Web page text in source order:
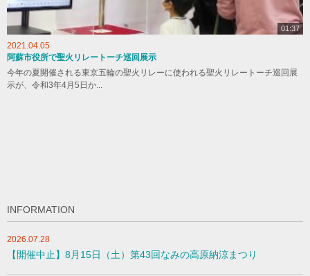
01:37
2021.04.05
阿蘇市役所で聖火リレートーチ巡回展示
今年の夏開催される東京五輪の聖火リレーに使われる聖火リレートーチ巡回展
示が、令和3年4月5日か...
INFORMATION
2026.07.28
【開催中止】8月15日（土）第43回なみの高原納涼まつり